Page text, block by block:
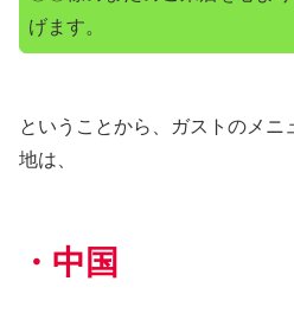
げます。
ということから、ガストのメニ
地は、
・中国